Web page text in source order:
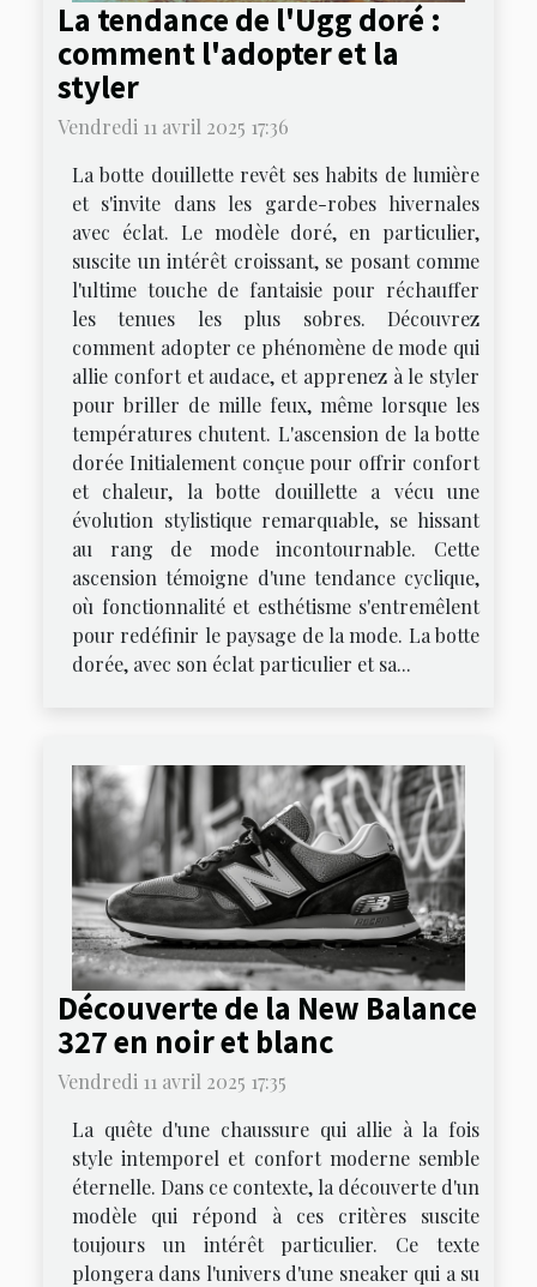
La tendance de l'Ugg doré :
comment l'adopter et la
styler
Vendredi 11 avril 2025 17:36
La botte douillette revêt ses habits de lumière
et s'invite dans les garde-robes hivernales
avec éclat. Le modèle doré, en particulier,
suscite un intérêt croissant, se posant comme
l'ultime touche de fantaisie pour réchauffer
les tenues les plus sobres. Découvrez
comment adopter ce phénomène de mode qui
allie confort et audace, et apprenez à le styler
pour briller de mille feux, même lorsque les
températures chutent. L'ascension de la botte
dorée Initialement conçue pour offrir confort
et chaleur, la botte douillette a vécu une
évolution stylistique remarquable, se hissant
au rang de mode incontournable. Cette
ascension témoigne d'une tendance cyclique,
où fonctionnalité et esthétisme s'entremêlent
pour redéfinir le paysage de la mode. La botte
dorée, avec son éclat particulier et sa...
Découverte de la New Balance
327 en noir et blanc
Vendredi 11 avril 2025 17:35
La quête d'une chaussure qui allie à la fois
style intemporel et confort moderne semble
éternelle. Dans ce contexte, la découverte d'un
modèle qui répond à ces critères suscite
toujours un intérêt particulier. Ce texte
plongera dans l'univers d'une sneaker qui a su